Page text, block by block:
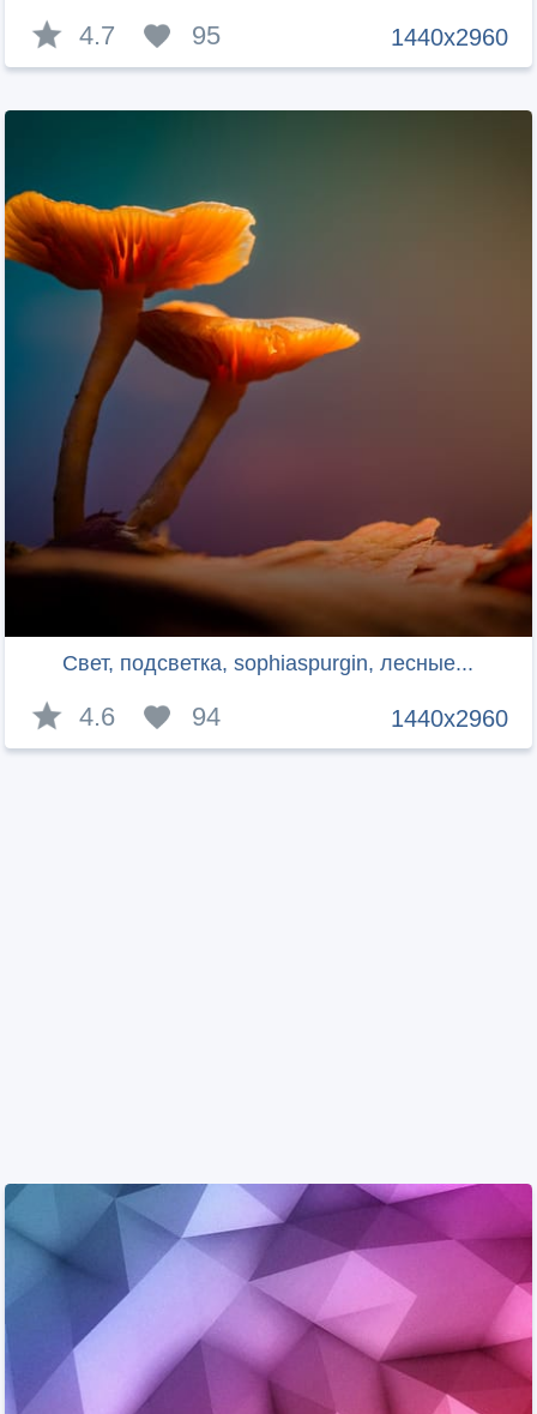
1440x2960
4.7 95
Свет, подсветка, sophiaspurgin, лесные...
1440x2960
4.6 94